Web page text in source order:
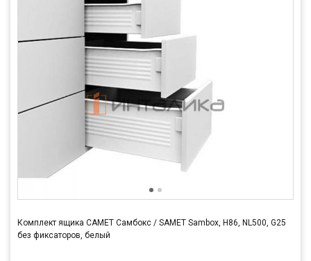
Комплект ящика САМЕТ Самбокс / SAMET Sambox, H86, NL500, G25
без фиксаторов, белый